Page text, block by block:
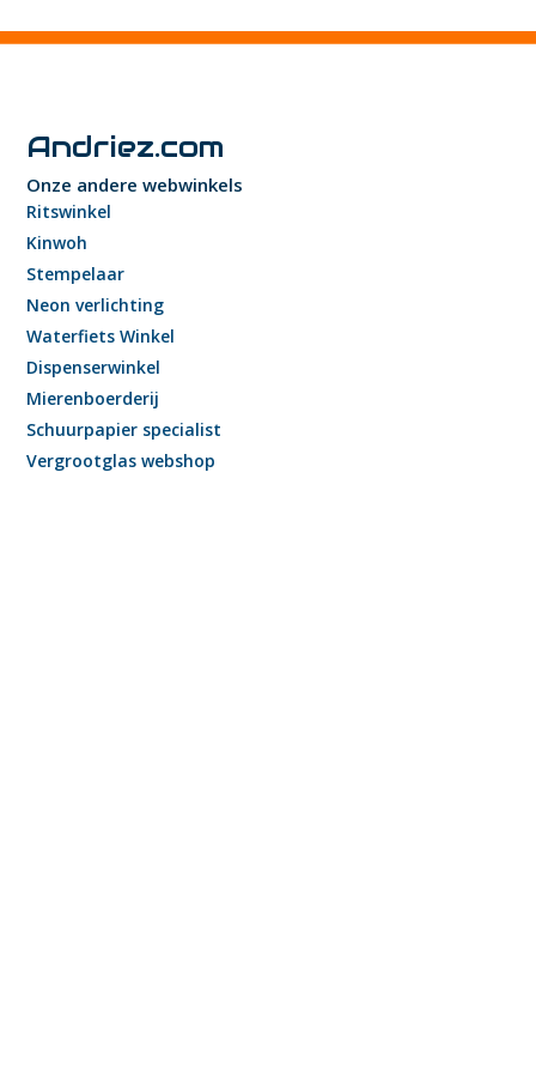
Andriez.com
Onze andere webwinkels
Ritswinkel
Kinwoh
Stempelaar
Neon verlichting
Waterfiets Winkel
Dispenserwinkel
Mierenboerderij
Schuurpapier specialist
Vergrootglas webshop